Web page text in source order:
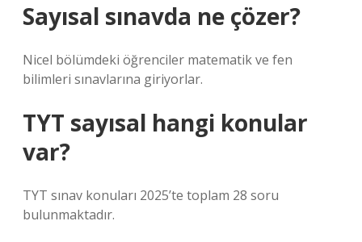
Sayısal sınavda ne çözer?
Nicel bölümdeki öğrenciler matematik ve fen
bilimleri sınavlarına giriyorlar.
TYT sayısal hangi konular
var?
TYT sınav konuları 2025’te toplam 28 soru
bulunmaktadır.